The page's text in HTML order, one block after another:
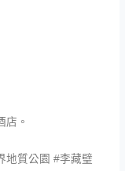
店。
地質公園 #李藏𤩹